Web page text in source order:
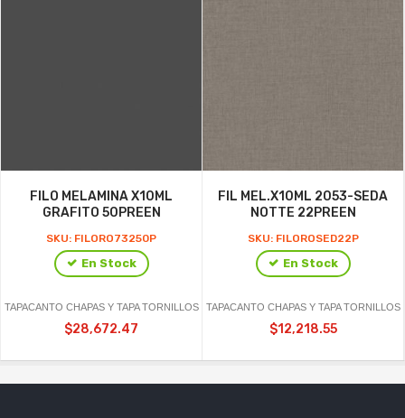
FILO MELAMINA X10ML
GRAFITO 50PREEN
SKU: FILORO73250P
En Stock
TAPACANTO CHAPAS Y TAPA TORNILLOS
$28,672.47
FIL MEL.X10ML 2053-SEDA
NOTTE 22PREEN
SKU: FILOROSED22P
En Stock
TAPACANTO CHAPAS Y TAPA TORNILLOS
$12,218.55